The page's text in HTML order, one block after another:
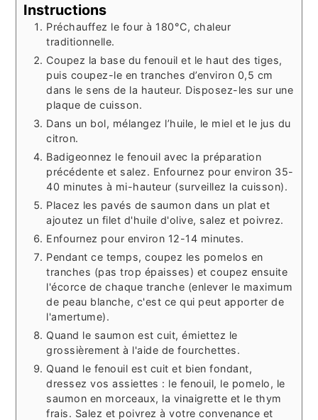
Instructions
Préchauffez le four à 180°C, chaleur
traditionnelle.
Coupez la base du fenouil et le haut des tiges,
puis coupez-le en tranches d’environ 0,5 cm
dans le sens de la hauteur. Disposez-les sur une
plaque de cuisson.
Dans un bol, mélangez l’huile, le miel et le jus du
citron.
Badigeonnez le fenouil avec la préparation
précédente et salez. Enfournez pour environ 35-
40 minutes à mi-hauteur (surveillez la cuisson).
Placez les pavés de saumon dans un plat et
ajoutez un filet d'huile d'olive, salez et poivrez.
Enfournez pour environ 12-14 minutes.
Pendant ce temps, coupez les pomelos en
tranches (pas trop épaisses) et coupez ensuite
l'écorce de chaque tranche (enlever le maximum
de peau blanche, c'est ce qui peut apporter de
l'amertume).
Quand le saumon est cuit, émiettez le
grossièrement à l'aide de fourchettes.
Quand le fenouil est cuit et bien fondant,
dressez vos assiettes : le fenouil, le pomelo, le
saumon en morceaux, la vinaigrette et le thym
frais. Salez et poivrez à votre convenance et